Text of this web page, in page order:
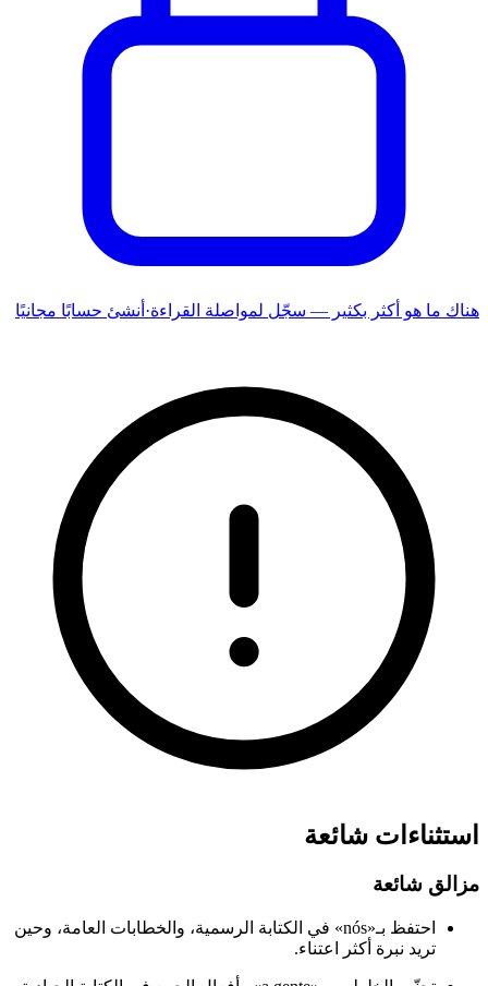
هناك ما هو أكثر بكثير — سجّل لمواصلة القراءة· أنشئ حسابًا مجانيًا
استثناءات شائعة
مزالق شائعة
احتفظ بـ«nós» في الكتابة الرسمية، والخطابات العامة، وحين
تريد نبرة أكثر اعتناء.